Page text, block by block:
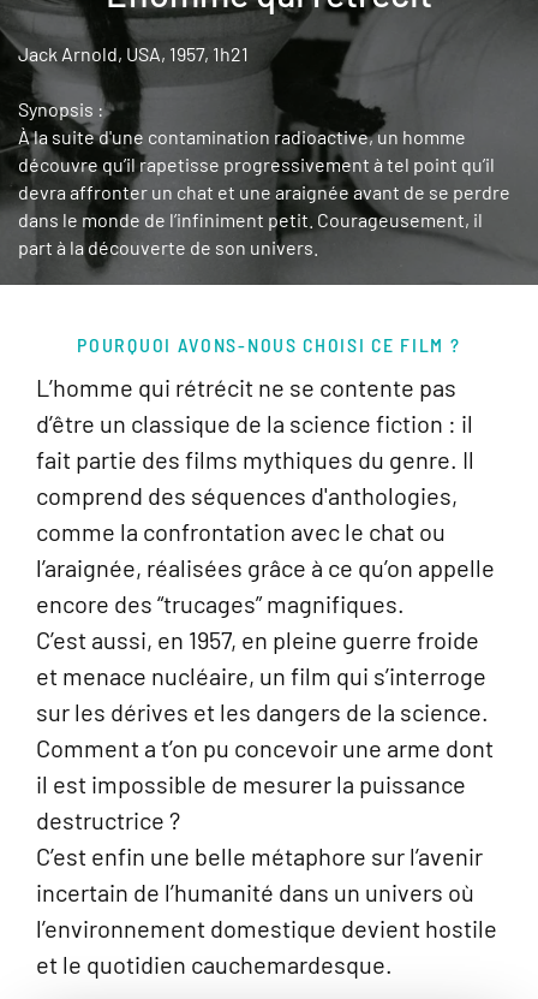
Jack Arnold, USA, 1957, 1h21
Synopsis :
À la suite d'une contamination radioactive, un homme
découvre qu’il rapetisse progressivement à tel point qu’il
devra affronter un chat et une araignée avant de se perdre
dans le monde de l’infiniment petit. Courageusement, il
part à la découverte de son univers.
POURQUOI AVONS-NOUS CHOISI CE FILM ?
L’homme qui rétrécit ne se contente pas
d’être un classique de la science fiction : il
fait partie des films mythiques du genre. Il
comprend des séquences d'anthologies,
comme la confrontation avec le chat ou
l’araignée, réalisées grâce à ce qu’on appelle
encore des “trucages” magnifiques.
C’est aussi, en 1957, en pleine guerre froide
et menace nucléaire, un film qui s’interroge
sur les dérives et les dangers de la science.
Comment a t’on pu concevoir une arme dont
il est impossible de mesurer la puissance
destructrice ?
C’est enfin une belle métaphore sur l’avenir
incertain de l’humanité dans un univers où
l’environnement domestique devient hostile
et le quotidien cauchemardesque.